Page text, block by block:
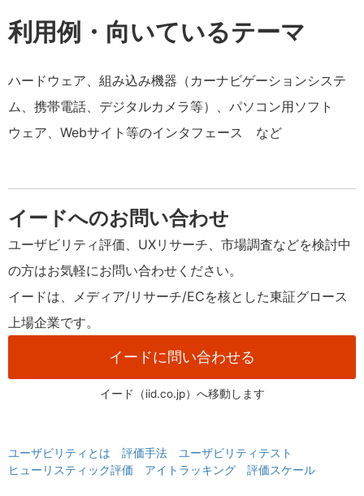
利用例・向いているテーマ
ハードウェア、組み込み機器（カーナビゲーションシステ
ム、携帯電話、デジタルカメラ等）、パソコン用ソフト
ウェア、Webサイト等のインタフェース など
イードへのお問い合わせ
ユーザビリティ評価、UXリサーチ、市場調査などを検討中
の方はお気軽にお問い合わせください。
イードは、メディア/リサーチ/ECを核とした東証グロース
上場企業です。
イードに問い合わせる
イード（iid.co.jp）へ移動します
ユーザビリティとは 評価手法
ユーザビリティテスト
ヒューリスティック評価
アイトラッキング 評価スケール